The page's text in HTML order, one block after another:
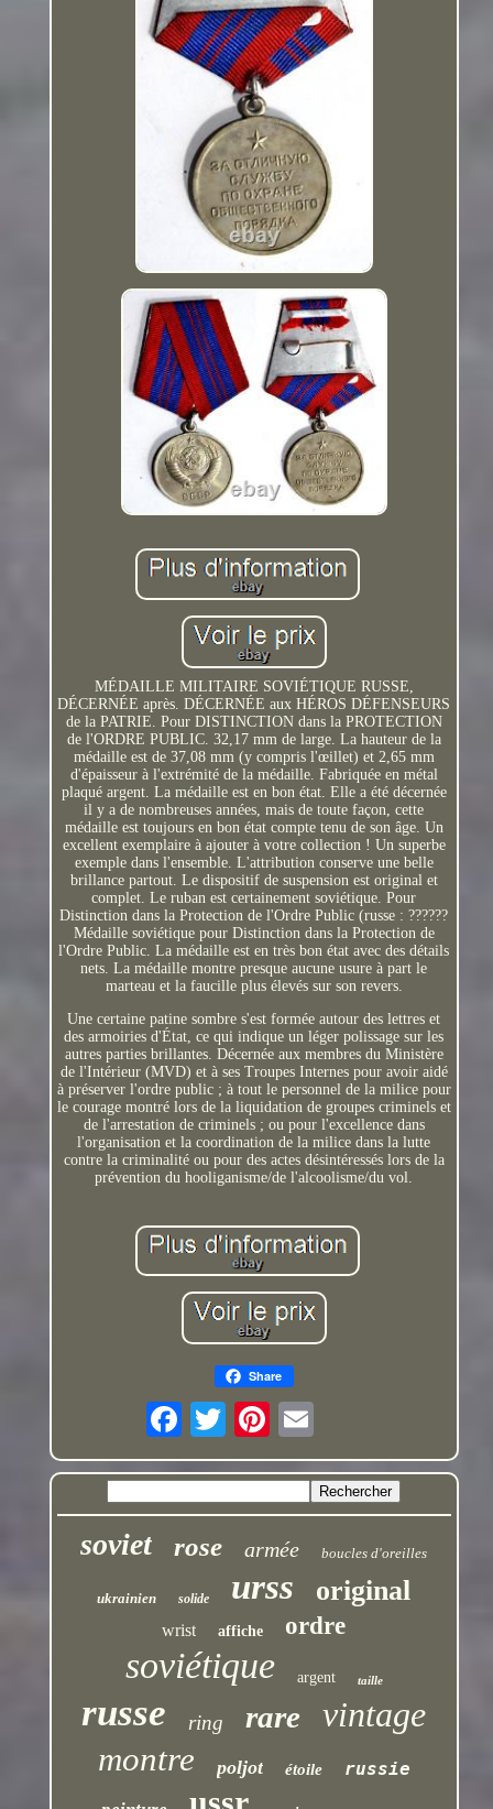
MÉDAILLE MILITAIRE SOVIÉTIQUE RUSSE,
DÉCERNÉE après. DÉCERNÉE aux HÉROS DÉFENSEURS
de la PATRIE. Pour DISTINCTION dans la PROTECTION
de l'ORDRE PUBLIC. 32,17 mm de large. La hauteur de la
médaille est de 37,08 mm (y compris l'œillet) et 2,65 mm
d'épaisseur à l'extrémité de la médaille. Fabriquée en métal
plaqué argent. La médaille est en bon état. Elle a été décernée
il y a de nombreuses années, mais de toute façon, cette
médaille est toujours en bon état compte tenu de son âge. Un
excellent exemplaire à ajouter à votre collection ! Un superbe
exemple dans l'ensemble. L'attribution conserve une belle
brillance partout. Le dispositif de suspension est original et
complet. Le ruban est certainement soviétique. Pour
Distinction dans la Protection de l'Ordre Public (russe : ??????
Médaille soviétique pour Distinction dans la Protection de
l'Ordre Public. La médaille est en très bon état avec des détails
nets. La médaille montre presque aucune usure à part le
marteau et la faucille plus élevés sur son revers.
Une certaine patine sombre s'est formée autour des lettres et
des armoiries d'État, ce qui indique un léger polissage sur les
autres parties brillantes. Décernée aux membres du Ministère
de l'Intérieur (MVD) et à ses Troupes Internes pour avoir aidé
à préserver l'ordre public ; à tout le personnel de la milice pour
le courage montré lors de la liquidation de groupes criminels et
de l'arrestation de criminels ; ou pour l'excellence dans
l'organisation et la coordination de la milice dans la lutte
contre la criminalité ou pour des actes désintéressés lors de la
prévention du hooliganisme/de l'alcoolisme/du vol.
Share
soviet rose armée boucles d'oreilles
ukrainien solide urss original
wrist affiche ordre
soviétique argent taille
russe ring rare vintage
montre poljot étoile
russie
ussr